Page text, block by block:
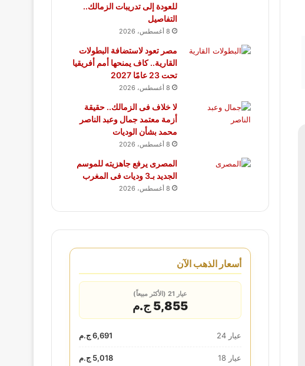
للعودة إلى تدريبات الزمالك..
التفاصيل
8 أغسطس، 2026
مصر تعود لاستضافة البطولات
القارية.. كاف يمنحها أمم أفريقيا
تحت 23 عامًا 2027
8 أغسطس، 2026
لا خلاف فى الزمالك.. حقيقة
أزمة معتمد جمال وعبد الناصر
محمد بشأن الوديات
8 أغسطس، 2026
المصرى يرفع جاهزيته للموسم
الجديد بـ3 وديات فى المغرب
8 أغسطس، 2026
أسعار الذهب الآن
عيار 21 (الأكثر مبيعاً)
5,855 ج.م
عيار 24 6,691 ج.م
عيار 18 5,018 ج.م